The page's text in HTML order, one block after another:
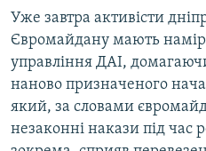
Уже завтра активісти
Євромайдану мають намір
управління ДАІ,
наново призначеного
який, за словами
незаконні накази під час